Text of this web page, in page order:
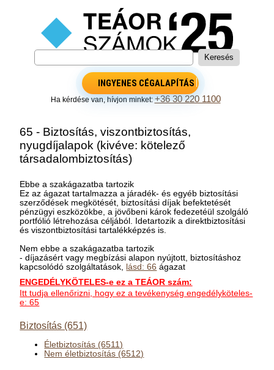
INGYENES CÉGALAPÍTÁS
Ha kérdése van, hívjon minket:+36 30 220 1100
65 - Biztosítás, viszontbiztosítás,
nyugdíjalapok (kivéve: kötelező
társadalombiztosítás)
Ebbe a szakágazatba tartozik
Ez az ágazat tartalmazza a járadék- és egyéb biztosítási
szerződések megkötését, biztosítási díjak befektetését
pénzügyi eszközökbe, a jövőbeni károk fedezetéül szolgáló
portfólió létrehozása céljából. Idetartozik a direktbiztosítási
és viszontbiztosítási tartalékképzés is.
Nem ebbe a szakágazatba tartozik
- díjazásért vagy megbízási alapon nyújtott, biztosításhoz
kapcsolódó szolgáltatások, lásd: 66 ágazat
ENGEDÉLYKÖTELES-e ez a TEÁOR szám:
Itt tudja ellenőrizni, hogy ez a tevékenység engedélyköteles-
e: 65
Biztosítás (651)
Életbiztosítás (6511)
Nem életbiztosítás (6512)